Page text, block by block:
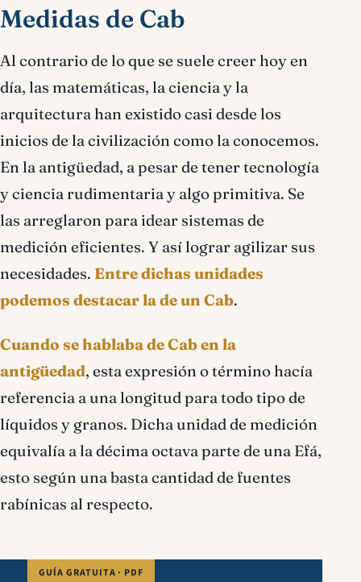
Medidas de Cab
Al contrario de lo que se suele creer hoy en
día, las matemáticas, la ciencia y la
arquitectura han existido casi desde los
inicios de la civilización como la conocemos.
En la antigüedad, a pesar de tener tecnología
y ciencia rudimentaria y algo primitiva. Se
las arreglaron para idear sistemas de
medición eficientes. Y así lograr agilizar sus
necesidades. Entre dichas unidades
podemos destacar la de un Cab.
Cuando se hablaba de Cab en la
antigüedad, esta expresión o término hacía
referencia a una longitud para todo tipo de
líquidos y granos. Dicha unidad de medición
equivalía a la décima octava parte de una Efá,
esto según una basta cantidad de fuentes
rabínicas al respecto.
GUÍA GRATUITA · PDF